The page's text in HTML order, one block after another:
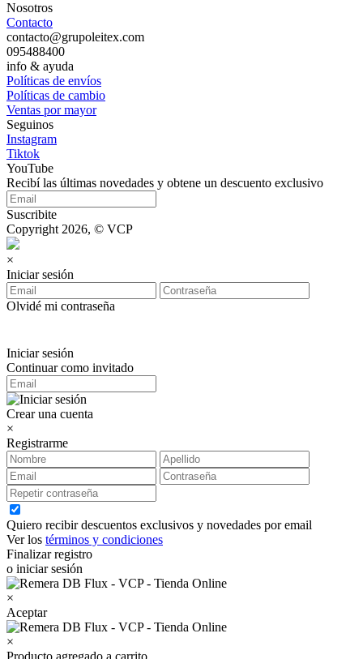
Nosotros
Contacto
contacto@grupoleitex.com
095488400
info & ayuda
Políticas de envíos
Políticas de cambio
Ventas por mayor
Seguinos
Instagram
Tiktok
YouTube
Recibí las últimas novedades y obtene un descuento exclusivo
Suscribite
Copyright 2026, © VCP
×
Iniciar sesión
Olvidé mi contraseña
Iniciar sesión
Continuar como invitado
Crear una cuenta
×
Registrarme
Quiero recibir descuentos exclusivos y novedades por email
Ver los términos y condiciones
Finalizar registro
o iniciar sesión
×
Aceptar
×